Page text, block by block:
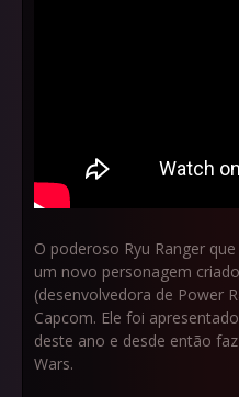
O poderoso Ryu Ranger
um novo personagem
(desenvolvedora de Power
Capcom. Ele foi
deste ano e desde então
Wars.